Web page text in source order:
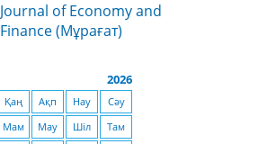
Journal of Economy and
Finance (Мұрағат)
2026
Қаң Ақп Нау
Сәу
Мам
Мау Шіл
Там